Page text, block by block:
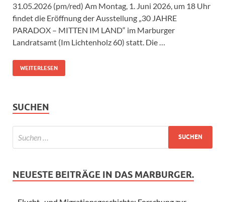
31.05.2026 (pm/red) Am Montag, 1. Juni 2026, um 18 Uhr
findet die Eröffnung der Ausstellung „30 JAHRE
PARADOX – MITTEN IM LAND“ im Marburger
Landratsamt (Im Lichtenholz 60) statt. Die …
WEITERLESEN
SUCHEN
NEUESTE BEITRÄGE IN DAS MARBURGER.